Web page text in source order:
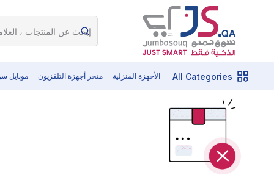
All Categories الأجهزة المنزلية متجر أجهزة التلفزيون موبايل